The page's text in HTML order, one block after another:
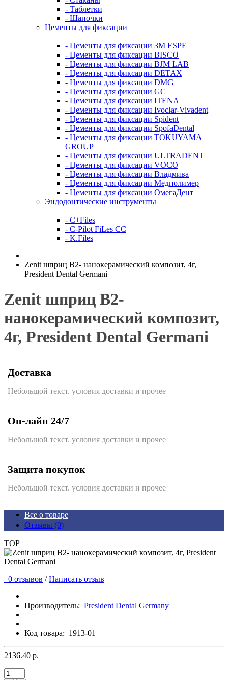
- Таблетки
- Шапочки
Цементы для фиксации
- Цементы для фиксации 3M ESPE
- Цементы для фиксации BISCO
- Цементы для фиксации BJM LAB
- Цементы для фиксации DETAX
- Цементы для фиксации DMG
- Цементы для фиксации GC
- Цементы для фиксации ITENA
- Цементы для фиксации Ivoclar-Vivadent
- Цементы для фиксации Spident
- Цементы для фиксации SpofaDental
- Цементы для фиксации TOKUYAMA
GROUP
- Цементы для фиксации ULTRADENT
- Цементы для фиксации VOCO
- Цементы для фиксации Владмива
- Цементы для фиксации Медполимер
- Цементы для фиксации ОмегаДент
Эндодонтические инструменты
- C+Files
- C-Pilot FiLes CC
- K.Files
Zenit шприц B2- нанокерамический композит, 4г,
President Dental Germani
Zenit шприц B2-
нанокерамический композит,
4г, President Dental Germani
Доставка
Небольшой текст. условия доставки и прочее
Он-лайн 24/7
Небольшой текст. условия доставки и прочее
Защита покупок
Небольшой текст. условия доставки и прочее
Все о товаре
Отзывы (0)
TOP
0 отзывов / Написать отзыв
Производитель: President Dental Germany
Код товара: 1913-01
2136.40 р.